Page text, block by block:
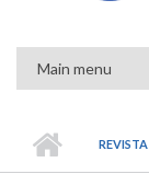
REVISTA